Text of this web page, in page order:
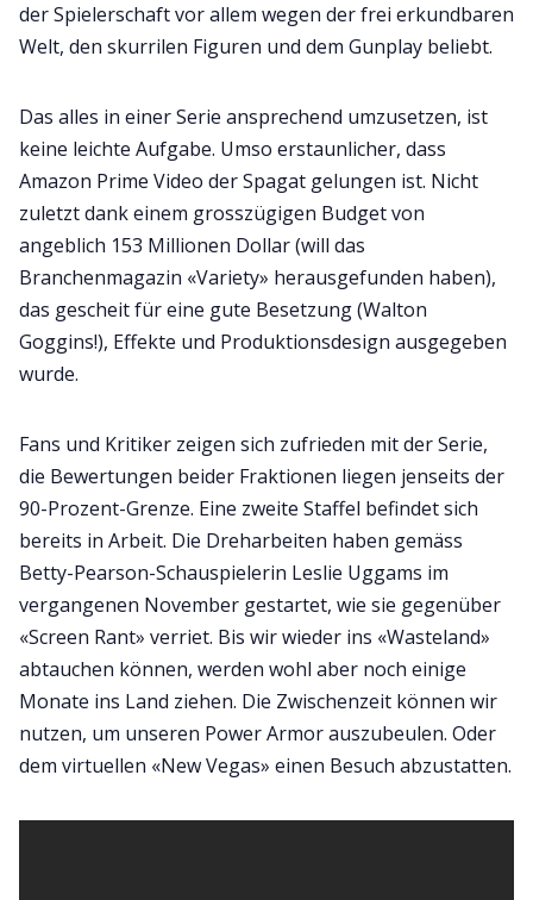
der Spielerschaft vor allem wegen der frei erkundbaren
Welt, den skurrilen Figuren und dem Gunplay beliebt.
Das alles in einer Serie ansprechend umzusetzen, ist
keine leichte Aufgabe. Umso erstaunlicher, dass
Amazon Prime Video der Spagat gelungen ist. Nicht
zuletzt dank einem grosszügigen Budget von
angeblich 153 Millionen Dollar (will das
Branchenmagazin «Variety» herausgefunden haben),
das gescheit für eine gute Besetzung (Walton
Goggins!), Effekte und Produktionsdesign ausgegeben
wurde.
Fans und Kritiker zeigen sich zufrieden mit der Serie,
die Bewertungen beider Fraktionen liegen jenseits der
90-Prozent-Grenze. Eine zweite Staffel befindet sich
bereits in Arbeit. Die Dreharbeiten haben gemäss
Betty-Pearson-Schauspielerin Leslie Uggams im
vergangenen November gestartet, wie sie gegenüber
«Screen Rant» verriet. Bis wir wieder ins «Wasteland»
abtauchen können, werden wohl aber noch einige
Monate ins Land ziehen. Die Zwischenzeit können wir
nutzen, um unseren Power Armor auszubeulen. Oder
dem virtuellen «New Vegas» einen Besuch abzustatten.